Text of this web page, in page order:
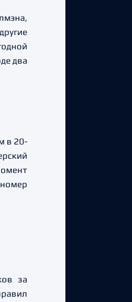
два
в 20-
за